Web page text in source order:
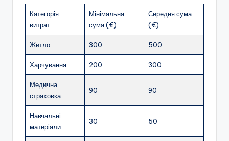
Категорія
витрат
Мінімальна
сума (€)
Середня сума
(€)
Житло 300 500
Харчування 200 300
Медична
страховка
90 90
Навчальні
матеріали
30 50